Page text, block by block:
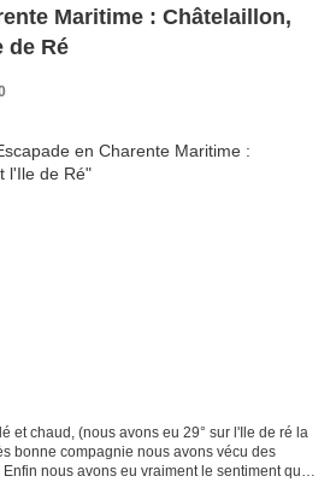
Maritime : Châtelaillon,
de Ré
et chaud, (nous avons eu 29° sur l'Ile de ré la
bonne compagnie nous avons vécu des
nous avons eu vraiment le sentiment que